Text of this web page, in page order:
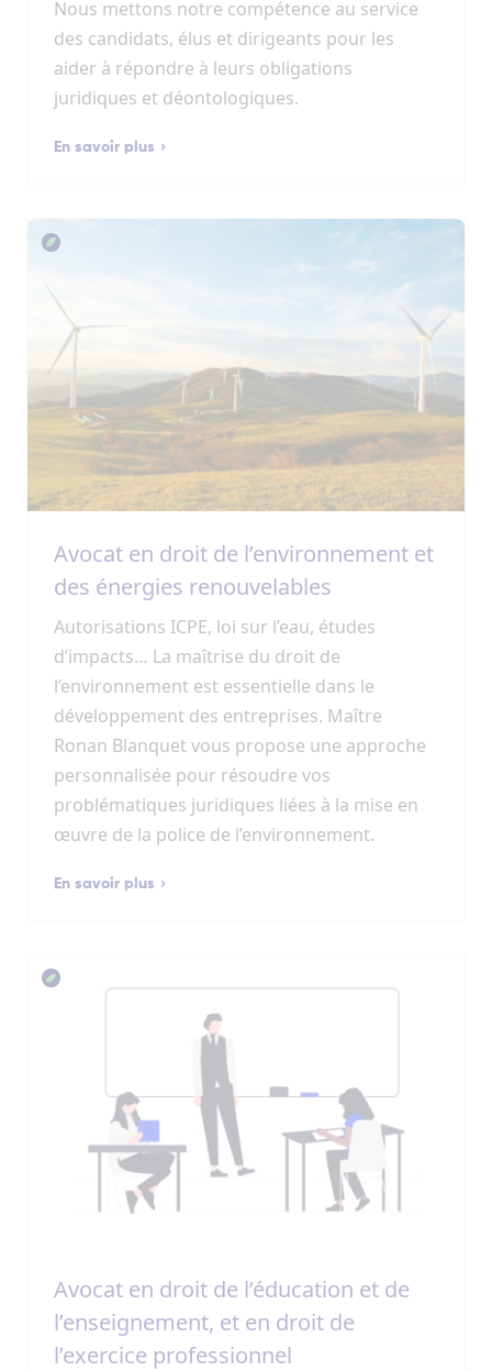
Nous mettons notre compétence au service
des candidats, élus et dirigeants pour les
aider à répondre à leurs obligations
juridiques et déontologiques.
En savoir plus
Avocat en droit de l’environnement et
des énergies renouvelables
Autorisations ICPE, loi sur l’eau, études
d’impacts… La maîtrise du droit de
l’environnement est essentielle dans le
développement des entreprises. Maître
Ronan Blanquet vous propose une approche
personnalisée pour résoudre vos
problématiques juridiques liées à la mise en
œuvre de la police de l’environnement.
En savoir plus
Avocat en droit de l’éducation et de
l’enseignement, et en droit de
l’exercice professionnel